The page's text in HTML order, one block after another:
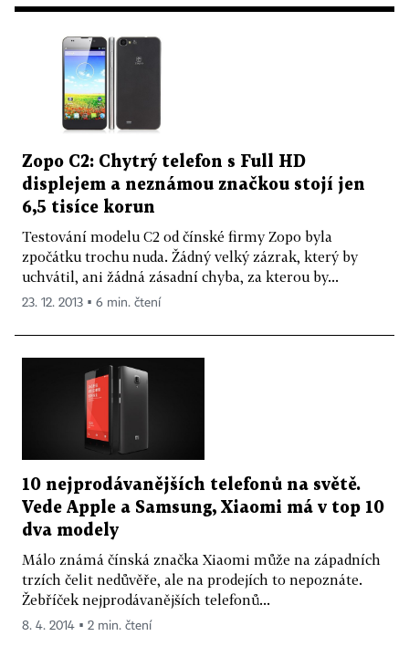
Zopo C2: Chytrý telefon s Full HD
displejem a neznámou značkou stojí jen
6,5 tisíce korun
Testování modelu C2 od čínské firmy Zopo byla
zpočátku trochu nuda. Žádný velký zázrak, který by
uchvátil, ani žádná zásadní chyba, za kterou by...
23. 12. 2013 ▪ 6 min. čtení
10 nejprodávanějších telefonů na světě.
Vede Apple a Samsung, Xiaomi má v top 10
dva modely
Málo známá čínská značka Xiaomi může na západních
trzích čelit nedůvěře, ale na prodejích to nepoznáte.
Žebříček nejprodávanějších telefonů...
8. 4. 2014 ▪ 2 min. čtení